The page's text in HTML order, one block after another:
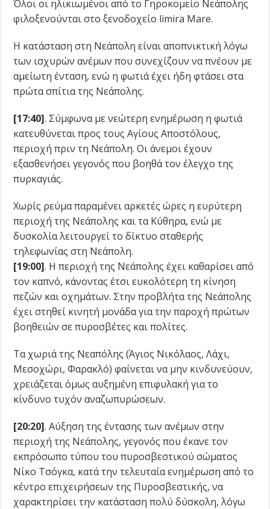
Όλοι οι ηλικιωμένοι από το Γηροκομείο Νεάπολης
φιλοξενούνται στο ξενοδοχείο limira Mare.
Η κατάσταση στη Νεάπολη είναι αποπνικτική λόγω
των ισχυρών ανέμων που συνεχίζουν να πνέουν με
αμείωτη ένταση, ενώ η φωτιά έχει ήδη φτάσει στα
πρώτα σπίτια της Νεάπολης.
[17:40]. Σύμφωνα με νεώτερη ενημέρωση η φωτιά
κατευθύνεται προς τους Αγίους Αποστόλους,
περιοχή πριν τη Νεάπολη. Οι άνεμοι έχουν
εξασθενήσει γεγονός που βοηθά τον έλεγχο της
πυρκαγιάς.
Χωρίς ρεύμα παραμένει αρκετές ώρες η ευρύτερη
περιοχή της Νεάπολης και τα Κύθηρα, ενώ με
δυσκολία λειτουργεί το δίκτυο σταθερής
τηλεφωνίας στη Νεάπολη.
[19:00]. Η περιοχή της Νεάπολης έχει καθαρίσει από
τον καπνό, κάνοντας έτσι ευκολότερη τη κίνηση
πεζών και οχημάτων. Στην προβλήτα της Νεάπολης
έχει στηθεί κινητή μονάδα για την παροχή πρώτων
βοηθειών σε πυροσβέτες και πολίτες.
Τα χωριά της Νεαπόλης (Άγιος Νικόλαος, Λάχι,
Μεσοχώρι, Φαρακλό) φαίνεται να μην κινδυνεύουν,
χρειάζεται όμως αυξημένη επιφυλακή για το
κίνδυνο τυχόν αναζωπυρώσεων.
[20:20]. Αύξηση της έντασης των ανέμων στην
περιοχή της Νεάπολης, γεγονός που έκανε τον
εκπρόσωπο τύπου του πυροσβεστικού σώματος
Νίκο Τσόγκα, κατά την τελευταία ενημέρωση από το
κέντρο επιχειρήσεων της Πυροσβεστικής, να
χαρακτηρίσει την κατάσταση πολύ δύσκολη, λόγω